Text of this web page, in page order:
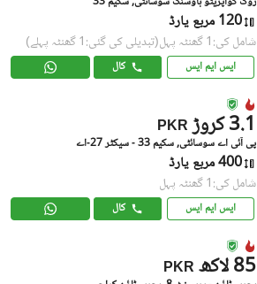
120 مربع یارڈ
شامل کی:1 گھنٹہ پہل (تبدیلی کی گئی:1 گھنٹہ پہلے)
ایس ایم ایس کال
PKR 3.1 کروڑ
پی آئی اے سوسائٹی, سکیم 33 - سیکٹر 27-اے
400 مربع یارڈ
شامل کی:1 گھنٹہ پہل
ایس ایم ایس کال
PKR 85 لاکھ